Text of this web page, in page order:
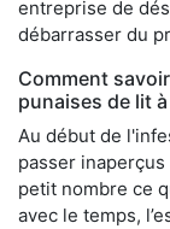
entreprise de
débarrasser du
Comment
punaises de lit
Au début de
passer
petit nombre ce
avec le temps,